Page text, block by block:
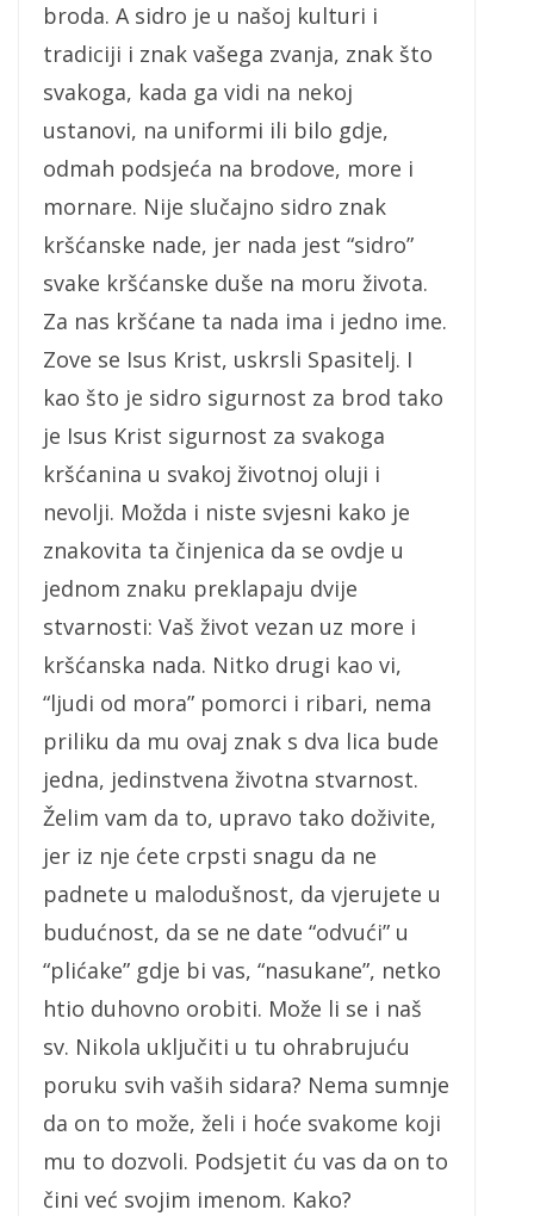
broda. A sidro je u našoj kulturi i
tradiciji i znak vašega zvanja, znak što
svakoga, kada ga vidi na nekoj
ustanovi, na uniformi ili bilo gdje,
odmah podsjeća na brodove, more i
mornare. Nije slučajno sidro znak
kršćanske nade, jer nada jest “sidro”
svake kršćanske duše na moru života.
Za nas kršćane ta nada ima i jedno ime.
Zove se Isus Krist, uskrsli Spasitelj. I
kao što je sidro sigurnost za brod tako
je Isus Krist sigurnost za svakoga
kršćanina u svakoj životnoj oluji i
nevolji. Možda i niste svjesni kako je
znakovita ta činjenica da se ovdje u
jednom znaku preklapaju dvije
stvarnosti: Vaš život vezan uz more i
kršćanska nada. Nitko drugi kao vi,
“ljudi od mora” pomorci i ribari, nema
priliku da mu ovaj znak s dva lica bude
jedna, jedinstvena životna stvarnost.
Želim vam da to, upravo tako doživite,
jer iz nje ćete crpsti snagu da ne
padnete u malodušnost, da vjerujete u
budućnost, da se ne date “odvući” u
“plićake” gdje bi vas, “nasukane”, netko
htio duhovno orobiti. Može li se i naš
sv. Nikola uključiti u tu ohrabrujuću
poruku svih vaših sidara? Nema sumnje
da on to može, želi i hoće svakome koji
mu to dozvoli. Podsjetit ću vas da on to
čini već svojim imenom. Kako?